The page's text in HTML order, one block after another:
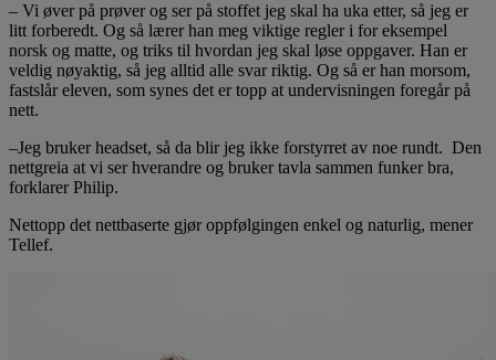
– Vi øver på prøver og ser på stoffet jeg skal ha uka etter, så jeg er
litt forberedt. Og så lærer han meg viktige regler i for eksempel
norsk og matte, og triks til hvordan jeg skal løse oppgaver. Han er
veldig nøyaktig, så jeg alltid alle svar riktig. Og så er han morsom,
fastslår eleven, som synes det er topp at undervisningen foregår på
nett.
–Jeg bruker headset, så da blir jeg ikke forstyrret av noe rundt. Den
nettgreia at vi ser hverandre og bruker tavla sammen funker bra,
forklarer Philip.
Nettopp det nettbaserte gjør oppfølgingen enkel og naturlig, mener
Tellef.